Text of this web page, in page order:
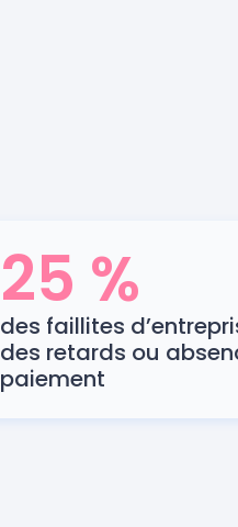
25 %
des faillites
des retards ou
paiement